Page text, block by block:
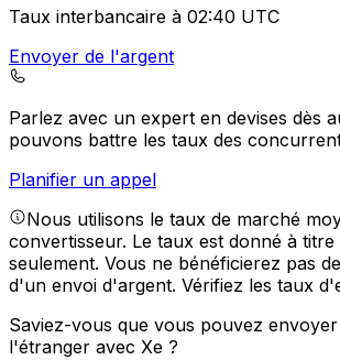
Taux interbancaire à 02:40 UTC
Envoyer de l'argent
Parlez avec un expert en devises dès
pouvons battre les taux des
Planifier un appel
Nous utilisons le taux de marché
convertisseur. Le taux est donné à
seulement. Vous ne bénéficierez pas
d'un envoi d'argent. Vérifiez les taux
Saviez-vous que vous pouvez
l'étranger avec Xe ?